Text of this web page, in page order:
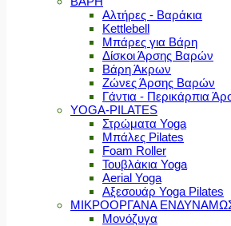
Αλτήρες - Βαράκια
Kettlebell
Μπάρες για Βάρη
Δίσκοι Άρσης Βαρών
Βάρη Άκρων
Ζώνες Άρσης Βαρών
Γάντια - Περικάρπια
YOGA-PILATES
Στρώματα Yoga
Μπάλες Pilates
Foam Roller
Τουβλάκια Yoga
Aerial Yoga
Αξεσουάρ Yoga Pilates
ΜΙΚΡΟΟΡΓΑΝΑ
Μονόζυγα